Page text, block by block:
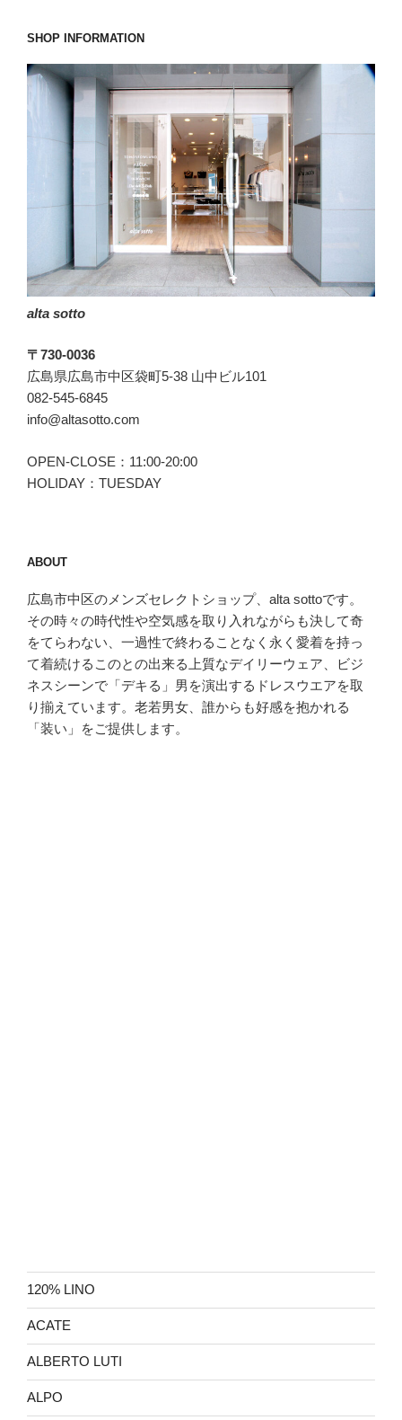
り
し
BERWICH(ベ
ル
ッ
DUE(ア
ッ
デ
ュ
エ)”
の
SHOP INFORMATION
alta sotto
〒730-0036
広島県広島市中区袋町5-38 山中ビル101
082-545-6845
info@altasotto.com
OPEN-CLOSE：11:00-20:00
HOLIDAY：TUESDAY
ABOUT
広島市中区のメンズセレクトショップ、alta sottoです。
その時々の時代性や空気感を取り入れながらも決して奇
をてらわない、一過性で終わることなく永く愛着を持っ
て着続けるこのとの出来る上質なデイリーウェア、ビジ
ネスシーンで「デキる」男を演出するドレスウエアを取
り揃えています。老若男女、誰からも好感を抱かれる
「装い」をご提供します。
120% LINO
ACATE
ALBERTO LUTI
ALPO